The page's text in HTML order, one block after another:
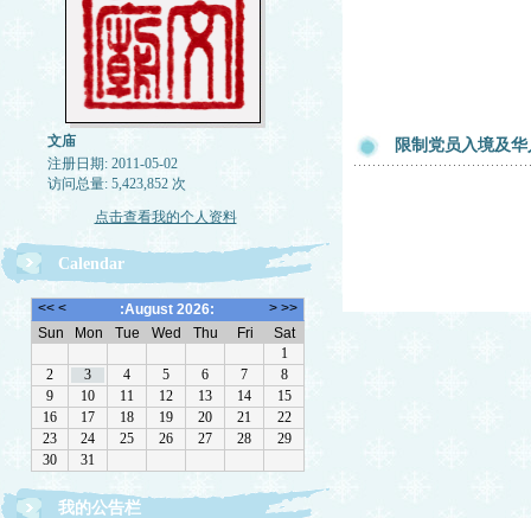
文庙
注册日期: 2011-05-02
访问总量: 5,423,852 次
点击查看我的个人资料
Calendar
我的公告栏
欢迎转载，但请注明来源。理性讨论，拒绝一切脏
限制党员入境及